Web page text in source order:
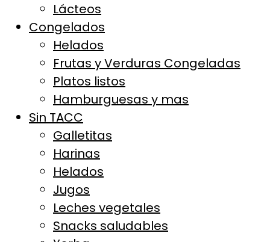
Lácteos
Congelados
Helados
Frutas y Verduras Congeladas
Platos listos
Hamburguesas y mas
Sin TACC
Galletitas
Harinas
Helados
Jugos
Leches vegetales
Snacks saludables